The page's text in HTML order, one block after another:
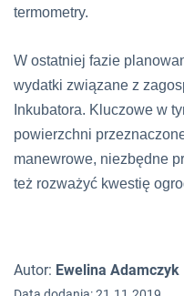
termometry.
W ostatniej fazie
wydatki związane z
Inkubatora. Kluczowe w
powierzchni
manewrowe, niezbędne
też rozważyć kwestię
Autor: Ewelina Adamczyk